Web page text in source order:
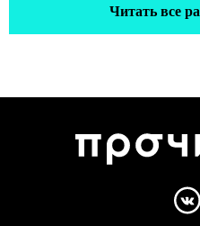
Читать все